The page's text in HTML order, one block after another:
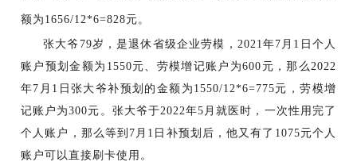
额为1656/12*6=828元。
张大爷 79岁，是退休省级企业劳模，2021年7月1日个人
账户预划金额为1550元、劳模增记账户为600元，那么2022
年7月1日张大爷补预划的金额为1550/12*6=775元，劳模增
记账户为300元。张大爷于2022年5月就医时，一次性用完了
个人账户，那么等到7月1日补预划后，他又有了1075元个人
账户可以直接刷卡使用。